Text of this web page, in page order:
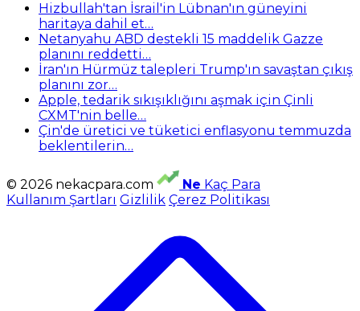
Hizbullah'tan İsrail'in Lübnan'ın güneyini
haritaya dahil et…
Netanyahu ABD destekli 15 maddelik Gazze
planını reddetti…
İran'ın Hürmüz talepleri Trump'ın savaştan çıkış
planını zor…
Apple, tedarik sıkışıklığını aşmak için Çinli
CXMT'nin belle…
Çin'de üretici ve tüketici enflasyonu temmuzda
beklentilerin…
© 2026 nekacpara.com Ne Kaç Para
Kullanım Şartları Gizlilik Çerez Politikası